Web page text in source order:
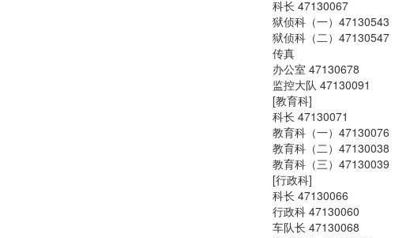
科长 47130067
狱侦科（一）47130543
狱侦科（二）47130547
传真
办公室 47130678
监控大队 47130091
[教育科]
科长 47130071
教育科（一）47130076
教育科（二）47130038
教育科（三）47130039
[行政科]
科长 47130066
行政科 47130060
车队长 47130068